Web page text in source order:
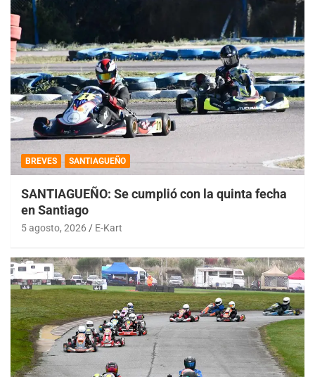
BREVES SANTIAGUEÑO
SANTIAGUEÑO: Se cumplió con la quinta fecha
en Santiago
5 agosto, 2026 E-Kart